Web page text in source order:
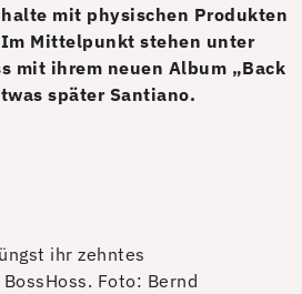
mit physischen Produkten
Mittelpunkt stehen unter
mit ihrem neuen Album „Back
später Santiano.
ihr zehntes
Foto: Bernd